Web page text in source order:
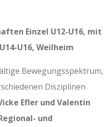
Einzel U12-U16, mit
U16, Weilheim
Bewegungsspektrum,
Disziplinen
Efler und Valentin
und